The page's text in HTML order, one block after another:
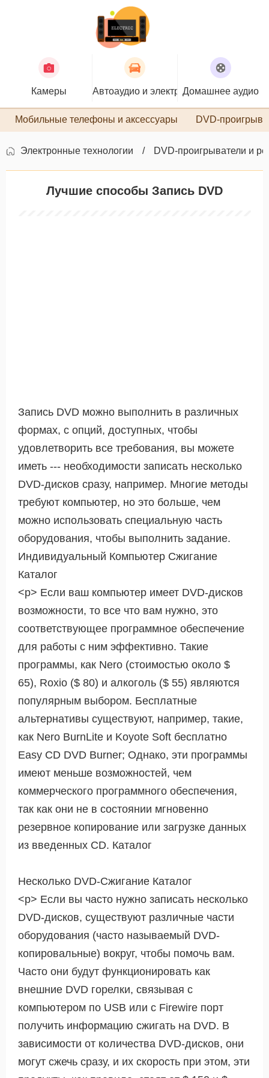
Камеры Автоаудио и электроникаДомашнее аудио
Мобильные телефоны и аксессуары DVD-
Электронные технологии DVD-проигрыватели и
Лучшие способы Запись DVD
Запись DVD можно выполнить в различных
формах, с опций, доступных, чтобы
удовлетворить все требования, вы можете
иметь --- необходимости записать несколько
DVD-дисков сразу, например. Многие методы
требуют компьютер, но это больше, чем
можно использовать специальную часть
оборудования, чтобы выполнить задание.
Индивидуальный Компьютер Сжигание
Каталог
<р> Если ваш компьютер имеет DVD-дисков
возможности, то все что вам нужно, это
соответствующее программное обеспечение
для работы с ним эффективно. Такие
программы, как Nero (стоимостью около $
65), Roxio ($ 80) и алкоголь ($ 55) являются
популярным выбором. Бесплатные
альтернативы существуют, например, такие,
как Nero BurnLite и Koyote Soft бесплатно
Easy CD DVD Burner; Однако, эти программы
имеют меньше возможностей, чем
коммерческого программного обеспечения,
так как они не в состоянии мгновенно
резервное копирование или загрузке данных
из введенных CD. Каталог
Несколько DVD-Сжигание Каталог
<р> Если вы часто нужно записать несколько
DVD-дисков, существуют различные части
оборудования (часто называемый DVD-
копировальные) вокруг, чтобы помочь вам.
Часто они будут функционировать как
внешние DVD горелки, связывая с
компьютером по USB или с Firewire порт
получить информацию сжигать на DVD. В
зависимости от количества DVD-дисков, они
могут сжечь сразу, и их скорость при этом, эти